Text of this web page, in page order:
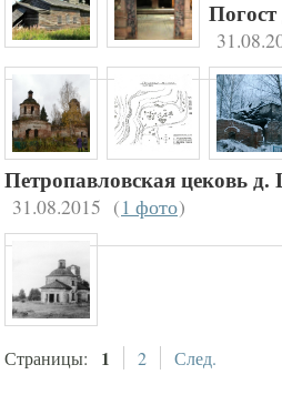
Петропавловская цековь д.
31.08.2015 (1 фото)
Страницы: 1 2 След.